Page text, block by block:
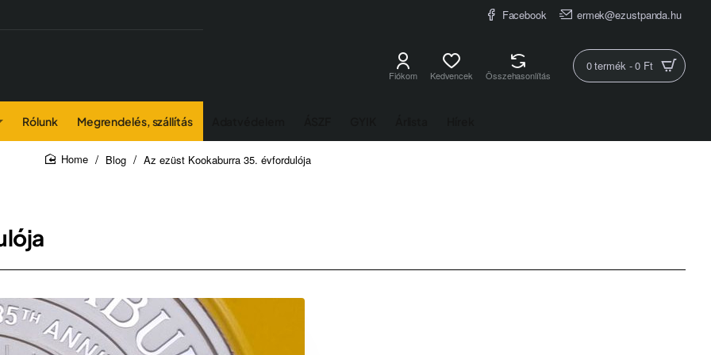
Facebook ermek@ezustpanda.hu
Fiókom Kedvencek Összehasonlítás
0 termék - 0 Ft
Rólunk Megrendelés, szállítás
Blog Az ezüst Kookaburra 35. évfordulója